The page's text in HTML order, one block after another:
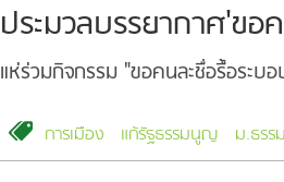
ประมวลบรรยากาศ'ขอ
แห่ร่วมกิจกรรม "ขอคนละชื่อรื้อระ
การเมือง แก้รัฐธรรมนูญ ม.ธรร